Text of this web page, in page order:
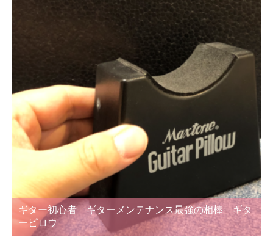
ギター初心者 ギターメンテナンス最強の相棒 ギタ
ーピロウ